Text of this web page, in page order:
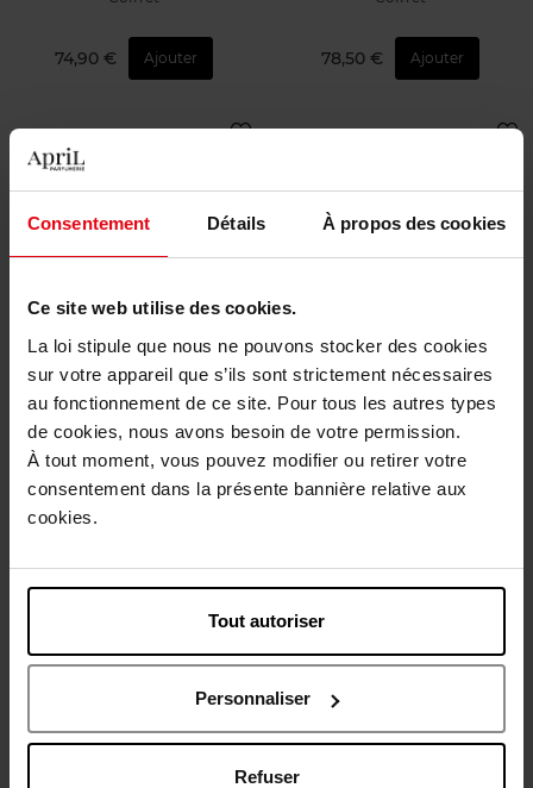
Consentement Détails À propos des cookies
Ce site web utilise des cookies.
La loi stipule que nous ne pouvons stocker des cookies
sur votre appareil que s’ils sont strictement nécessaires
au fonctionnement de ce site. Pour tous les autres types
de cookies, nous avons besoin de votre permission.
À tout moment, vous pouvez modifier ou retirer votre
consentement dans la présente bannière relative aux
cookies.
Tout autoriser
Personnaliser
Refuser
74,90 € Ajouter 78,50 € Ajouter
JEAN PAUL GAULTIER
COFFRET CADEAU
SCANDAL POUR HOMME
EAU DE TOILETTE
Coffret
118,50 € Ajouter
COFFRET CADEAU
PHANTOM EAU DE TOILETTE
Coffret
113,90 €
Coffret lapidus pour homme